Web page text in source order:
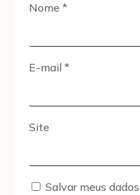
Nome*
E-mail*
Site
Salvar meus